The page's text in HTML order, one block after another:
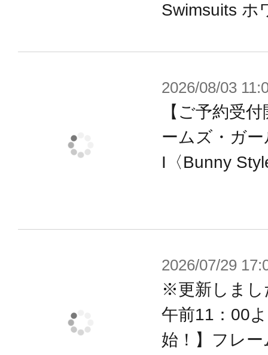
Swimsuits ホ
2026/08/03
【ご予約受
ームズ・ガ
I〈Bunny
2026/07/29
※更新しま
午前11：00
始！】フレ